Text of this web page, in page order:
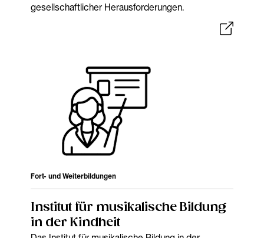
gesellschaftlicher Herausforderungen.
Fort- und Weiterbildungen
Institut für musikalische Bildung
in der Kindheit